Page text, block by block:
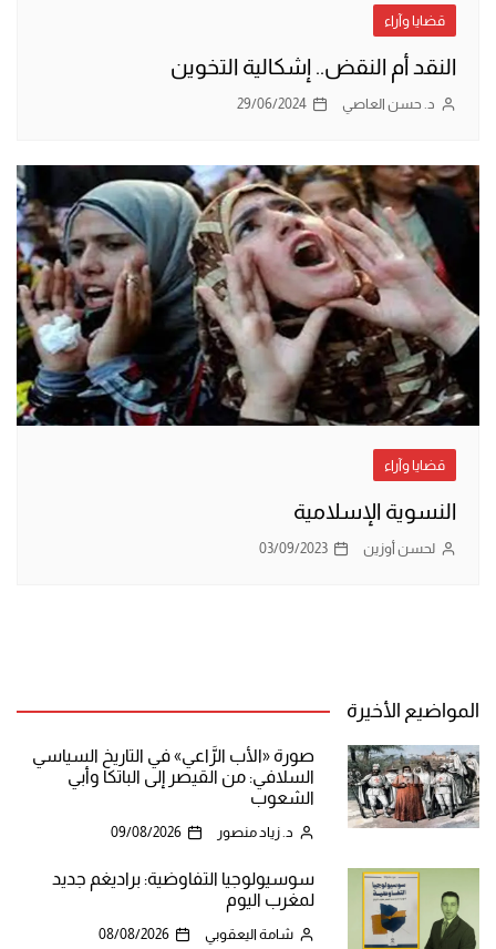
قضايا وآراء
النقد أم النقض.. إشكالية التخوين
د. حسن العاصي 29/06/2024
قضايا وآراء
النسوية الإسلامية
لحسن أوزين 03/09/2023
المواضيع الأخيرة
صورة «الأب الرَّاعي» في التاريخ السياسي
السلافي: من القيصر إلى الباتكا وأبي
الشعوب
د. زياد منصور 09/08/2026
سوسيولوجيا التفاوضية: براديغم جديد
لمغرب اليوم
شامة اليعقوبي 08/08/2026